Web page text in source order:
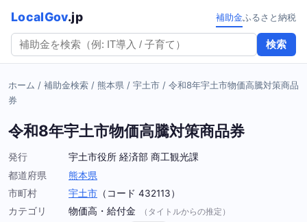
LocalGov.jp
検索
補助金ふるさと納税
ホーム / 補助金検索 / 熊本県 / 宇土市 / 令和8年宇土市物価高騰対策商品
券
令和8年宇土市物価高騰対策商品券
発行
宇土市役所 経済部 商工観光課
都道府県
熊本県
市町村
宇土市 （コード 432113）
カテゴリ
物価高・給付金 （タイトルからの推定）